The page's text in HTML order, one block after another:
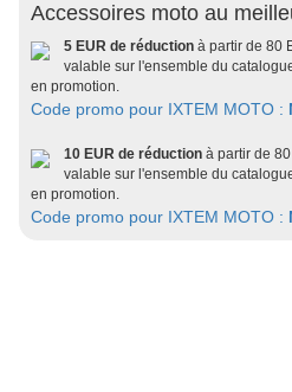
Accessoires moto au
5 EUR de réduction à partir de 80
valable sur l'ensemble du
en promotion.
Code promo pour IXTEM MOTO :
10 EUR de réduction à partir de
valable sur l'ensemble du
en promotion.
Code promo pour IXTEM MOTO :